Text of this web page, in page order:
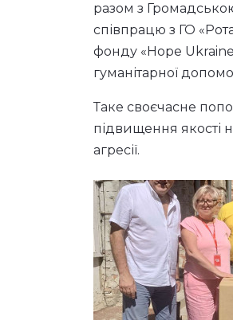
разом з
співпрацю з ГО
фонду «Hope
гуманітарної
Таке своєчасне
підвищення якості
агресії.